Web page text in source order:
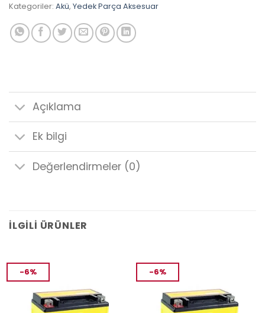
Kategoriler: Akü, Yedek Parça Aksesuar
Açıklama
Ek bilgi
Değerlendirmeler (0)
İLGILI ÜRÜNLER
-6% -6%